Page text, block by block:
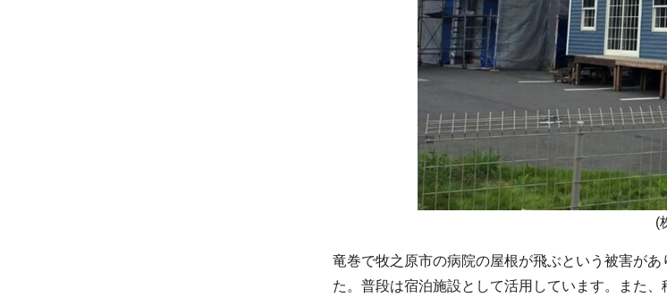
(
竜巻で牧之原市の病院の屋根が飛ぶという被害が
た。普段は宿泊施設として活用しています。また